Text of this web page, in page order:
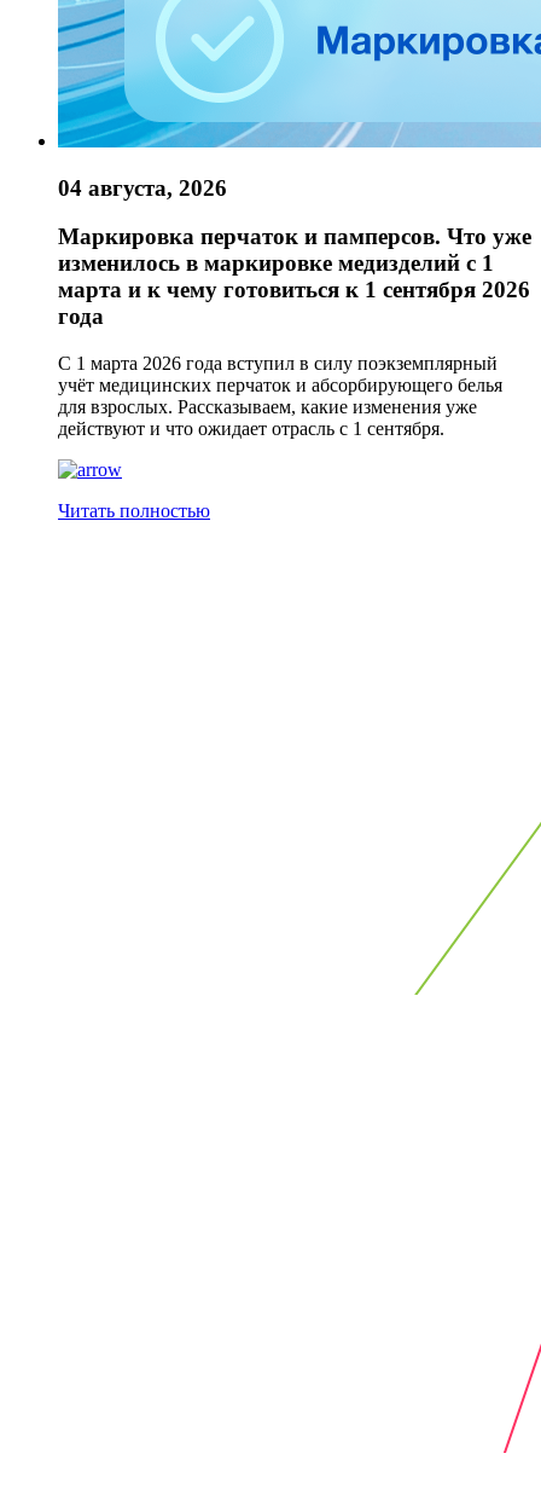
04 августа, 2026
Маркировка перчаток и памперсов. Что уже
изменилось в маркировке медизделий с 1
марта и к чему готовиться к 1 сентября 2026
года
С 1 марта 2026 года вступил в силу поэкземплярный
учёт медицинских перчаток и абсорбирующего белья
для взрослых. Рассказываем, какие изменения уже
действуют и что ожидает отрасль с 1 сентября.
Читать полностью